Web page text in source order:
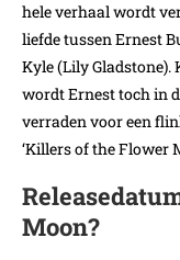
hele verhaal wordt
liefde tussen Ernest
Kyle (Lily Gladstone).
wordt Ernest toch in
verraden voor een
‘Killers of the Flower
Moon?